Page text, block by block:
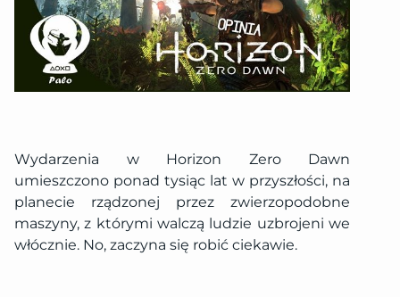
Wydarzenia w Horizon Zero Dawn
umieszczono ponad tysiąc lat w przyszłości, na
planecie rządzonej przez zwierzopodobne
maszyny, z którymi walczą ludzie uzbrojeni we
włócznie. No, zaczyna się robić ciekawie.